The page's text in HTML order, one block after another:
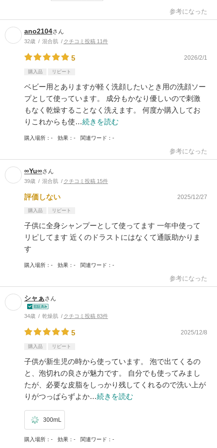
参考になった
ano2104さん
32歳 混合肌 クチコミ投稿 11件
5 2026/2/1
購入品 リピート
ベビー用とありますが軽く洗顔したいとき用の洗顔ソー
プとして使っています。 成分もかなり優しいので刺激
もなく乾燥することなく洗えます。 何度か購入してお
りこれからも使…続きを読む
購入場所 - 効果 - 関連ワード -
参考になった
∞Yu∞さん
39歳 混合肌 クチコミ投稿 15件
評価しない 2025/12/27
購入品 リピート
子供に全身シャンプーとして使ってます 一年中使って
リピしてます 近くのドラストにはなくて通販助かりま
す
購入場所 - 効果 - 関連ワード -
参考になった
シャぁさん
34歳 乾燥肌 クチコミ投稿 83件
5 2025/12/8
購入品 リピート
子供が新生児の時から使っています。 泡で出てくるの
と、泡切れの良さが魅力です。 自分でも使ってみまし
たが、必要な皮脂をしっかり残してくれるので洗い上が
りがつっぱらずよか…続きを読む
300mL
購入場所 - 効果 - 関連ワード -